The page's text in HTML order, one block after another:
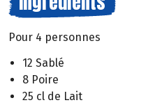
Pour 4 personnes
12 Sablé
8 Poire
25 cl de Lait